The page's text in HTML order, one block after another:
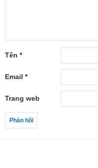
Tên *
Email *
Trang web